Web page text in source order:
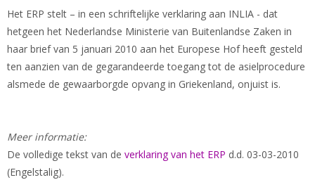
Het ERP stelt – in een schriftelijke verklaring aan INLIA - dat
hetgeen het Nederlandse Ministerie van Buitenlandse Zaken in
haar brief van 5 januari 2010 aan het Europese Hof heeft gesteld
ten aanzien van de gegarandeerde toegang tot de asielprocedure
alsmede de gewaarborgde opvang in Griekenland, onjuist is.
Meer informatie:
De volledige tekst van de verklaring van het ERP d.d. 03-03-2010
(Engelstalig).